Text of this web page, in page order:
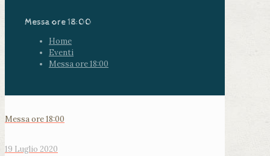
Messa ore 18:00
Home
Eventi
Messa ore 18:00
Messa ore 18:00
19 Luglio 2020